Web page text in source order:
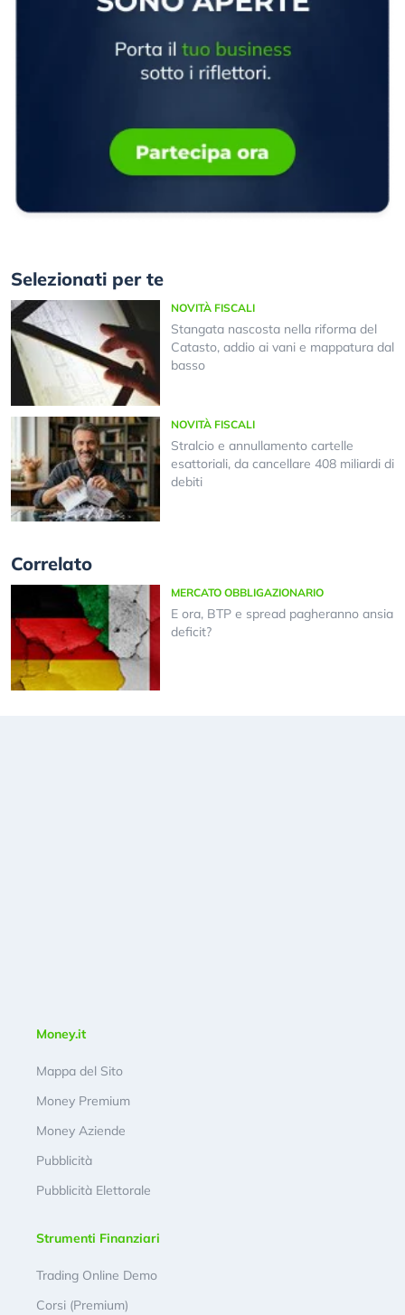
Selezionati per te
NOVITÀ FISCALI
Stangata nascosta nella riforma del
Catasto, addio ai vani e mappatura dal
basso
NOVITÀ FISCALI
Stralcio e annullamento cartelle
esattoriali, da cancellare 408 miliardi di
debiti
Correlato
MERCATO OBBLIGAZIONARIO
E ora, BTP e spread pagheranno ansia
deficit?
Money.it
Mappa del Sito
Money Premium
Money Aziende
Pubblicità
Pubblicità Elettorale
Strumenti Finanziari
Trading Online Demo
Corsi (Premium)